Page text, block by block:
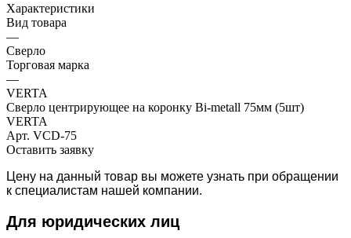
Характеристики
Вид товара
—
Сверло
Торговая марка
—
VERTA
Сверло центрирующее на коронку Bi-metall 75мм (5шт)
VERTA
Арт. VCD-75
Оставить заявку
Цену на данный товар вы можете узнать при обращении
к специалистам нашей компании.
Для юридических лиц